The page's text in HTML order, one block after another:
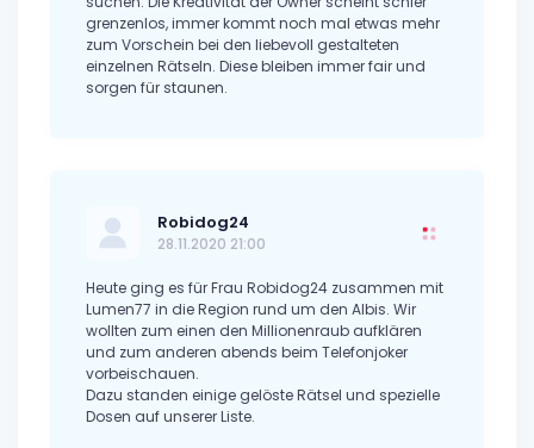
grenzenlos, immer kommt noch mal etwas mehr
zum Vorschein bei den liebevoll gestalteten
einzelnen Rätseln. Diese bleiben immer fair und
sorgen für staunen.
Robidog24
28.11.2020 21:00
Heute ging es für Frau Robidog24 zusammen mit
Lumen77 in die Region rund um den Albis. Wir
wollten zum einen den Millionenraub aufklären
und zum anderen abends beim Telefonjoker
vorbeischauen.
Dazu standen einige gelöste Rätsel und spezielle
Dosen auf unserer Liste.